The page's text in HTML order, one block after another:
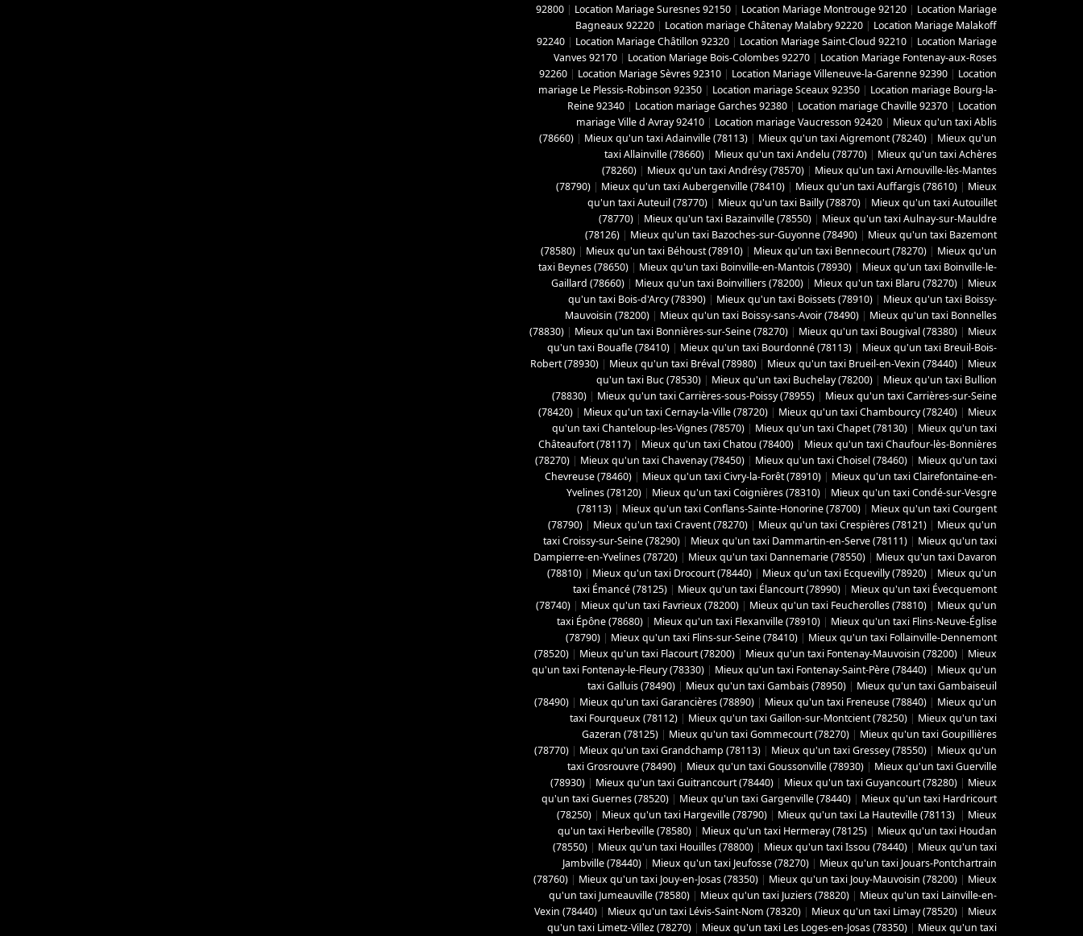
92800 | Location Mariage Suresnes 92150 | Location Mariage Montrouge 92120 | Location Mariage
Bagneaux 92220 | Location mariage Châtenay Malabry 92220 | Location Mariage Malakoff
92240 | Location Mariage Châtillon 92320 | Location Mariage Saint-Cloud 92210 | Location Mariage
Vanves 92170 | Location Mariage Bois-Colombes 92270 | Location Mariage Fontenay-aux-Roses
92260 | Location Mariage Sèvres 92310 | Location Mariage Villeneuve-la-Garenne 92390 | Location
mariage Le Plessis-Robinson 92350 | Location mariage Sceaux 92350 | Location mariage Bourg-la-
Reine 92340 | Location mariage Garches 92380 | Location mariage Chaville 92370 | Location
mariage Ville d Avray 92410 | Location mariage Vaucresson 92420 | Mieux qu'un taxi Ablis
(78660) | Mieux qu'un taxi Adainville (78113) | Mieux qu'un taxi Aigremont (78240) | Mieux qu'un
taxi Allainville (78660) | Mieux qu'un taxi Andelu (78770) | Mieux qu'un taxi Achères
(78260) | Mieux qu'un taxi Andrésy (78570) | Mieux qu'un taxi Arnouville-lès-Mantes
(78790) | Mieux qu'un taxi Aubergenville (78410) | Mieux qu'un taxi Auffargis (78610) | Mieux
qu'un taxi Auteuil (78770) | Mieux qu'un taxi Bailly (78870) | Mieux qu'un taxi Autouillet
(78770) | Mieux qu'un taxi Bazainville (78550) | Mieux qu'un taxi Aulnay-sur-Mauldre
(78126) | Mieux qu'un taxi Bazoches-sur-Guyonne (78490) | Mieux qu'un taxi Bazemont
(78580) | Mieux qu'un taxi Béhoust (78910) | Mieux qu'un taxi Bennecourt (78270) | Mieux qu'un
taxi Beynes (78650) | Mieux qu'un taxi Boinville-en-Mantois (78930) | Mieux qu'un taxi Boinville-le-
Gaillard (78660) | Mieux qu'un taxi Boinvilliers (78200) | Mieux qu'un taxi Blaru (78270) | Mieux
qu'un taxi Bois-d'Arcy (78390) | Mieux qu'un taxi Boissets (78910) | Mieux qu'un taxi Boissy-
Mauvoisin (78200) | Mieux qu'un taxi Boissy-sans-Avoir (78490) | Mieux qu'un taxi Bonnelles
(78830) | Mieux qu'un taxi Bonnières-sur-Seine (78270) | Mieux qu'un taxi Bougival (78380) | Mieux
qu'un taxi Bouafle (78410) | Mieux qu'un taxi Bourdonné (78113) | Mieux qu'un taxi Breuil-Bois-
Robert (78930) | Mieux qu'un taxi Bréval (78980) | Mieux qu'un taxi Brueil-en-Vexin (78440) | Mieux
qu'un taxi Buc (78530) | Mieux qu'un taxi Buchelay (78200) | Mieux qu'un taxi Bullion
(78830) | Mieux qu'un taxi Carrières-sous-Poissy (78955) | Mieux qu'un taxi Carrières-sur-Seine
(78420) | Mieux qu'un taxi Cernay-la-Ville (78720) | Mieux qu'un taxi Chambourcy (78240) | Mieux
qu'un taxi Chanteloup-les-Vignes (78570) | Mieux qu'un taxi Chapet (78130) | Mieux qu'un taxi
Châteaufort (78117) | Mieux qu'un taxi Chatou (78400) | Mieux qu'un taxi Chaufour-lès-Bonnières
(78270) | Mieux qu'un taxi Chavenay (78450) | Mieux qu'un taxi Choisel (78460) | Mieux qu'un taxi
Chevreuse (78460) | Mieux qu'un taxi Civry-la-Forêt (78910) | Mieux qu'un taxi Clairefontaine-en-
Yvelines (78120) | Mieux qu'un taxi Coignières (78310) | Mieux qu'un taxi Condé-sur-Vesgre
(78113) | Mieux qu'un taxi Conflans-Sainte-Honorine (78700) | Mieux qu'un taxi Courgent
(78790) | Mieux qu'un taxi Cravent (78270) | Mieux qu'un taxi Crespières (78121) | Mieux qu'un
taxi Croissy-sur-Seine (78290) | Mieux qu'un taxi Dammartin-en-Serve (78111) | Mieux qu'un taxi
Dampierre-en-Yvelines (78720) | Mieux qu'un taxi Dannemarie (78550) | Mieux qu'un taxi Davaron
(78810) | Mieux qu'un taxi Drocourt (78440) | Mieux qu'un taxi Ecquevilly (78920) | Mieux qu'un
taxi Émancé (78125) | Mieux qu'un taxi Élancourt (78990) | Mieux qu'un taxi Évecquemont
(78740) | Mieux qu'un taxi Favrieux (78200) | Mieux qu'un taxi Feucherolles (78810) | Mieux qu'un
taxi Épône (78680) | Mieux qu'un taxi Flexanville (78910) | Mieux qu'un taxi Flins-Neuve-Église
(78790) | Mieux qu'un taxi Flins-sur-Seine (78410) | Mieux qu'un taxi Follainville-Dennemont
(78520) | Mieux qu'un taxi Flacourt (78200) | Mieux qu'un taxi Fontenay-Mauvoisin (78200) | Mieux
qu'un taxi Fontenay-le-Fleury (78330) | Mieux qu'un taxi Fontenay-Saint-Père (78440) | Mieux qu'un
taxi Galluis (78490) | Mieux qu'un taxi Gambais (78950) | Mieux qu'un taxi Gambaiseuil
(78490) | Mieux qu'un taxi Garancières (78890) | Mieux qu'un taxi Freneuse (78840) | Mieux qu'un
taxi Fourqueux (78112) | Mieux qu'un taxi Gaillon-sur-Montcient (78250) | Mieux qu'un taxi
Gazeran (78125) | Mieux qu'un taxi Gommecourt (78270) | Mieux qu'un taxi Goupillières
(78770) | Mieux qu'un taxi Grandchamp (78113) | Mieux qu'un taxi Gressey (78550) | Mieux qu'un
taxi Grosrouvre (78490) | Mieux qu'un taxi Goussonville (78930) | Mieux qu'un taxi Guerville
(78930) | Mieux qu'un taxi Guitrancourt (78440) | Mieux qu'un taxi Guyancourt (78280) | Mieux
qu'un taxi Guernes (78520) | Mieux qu'un taxi Gargenville (78440) | Mieux qu'un taxi Hardricourt
(78250) | Mieux qu'un taxi Hargeville (78790) | Mieux qu'un taxi La Hauteville (78113) | Mieux
qu'un taxi Herbeville (78580) | Mieux qu'un taxi Hermeray (78125) | Mieux qu'un taxi Houdan
(78550) | Mieux qu'un taxi Houilles (78800) | Mieux qu'un taxi Issou (78440) | Mieux qu'un taxi
Jambville (78440) | Mieux qu'un taxi Jeufosse (78270) | Mieux qu'un taxi Jouars-Pontchartrain
(78760) | Mieux qu'un taxi Jouy-en-Josas (78350) | Mieux qu'un taxi Jouy-Mauvoisin (78200) | Mieux
qu'un taxi Jumeauville (78580) | Mieux qu'un taxi Juziers (78820) | Mieux qu'un taxi Lainville-en-
Vexin (78440) | Mieux qu'un taxi Lévis-Saint-Nom (78320) | Mieux qu'un taxi Limay (78520) | Mieux
qu'un taxi Limetz-Villez (78270) | Mieux qu'un taxi Les Loges-en-Josas (78350) | Mieux qu'un taxi